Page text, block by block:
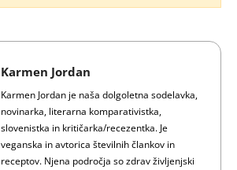
Karmen Jordan
Karmen Jordan je naša dolgoletna sodelavka,
novinarka, literarna komparativistka,
slovenistka in kritičarka/recezentka. Je
veganska in avtorica številnih člankov in
receptov. Njena področja so zdrav življenjski